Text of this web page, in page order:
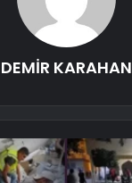
DEMİR KARAHAN